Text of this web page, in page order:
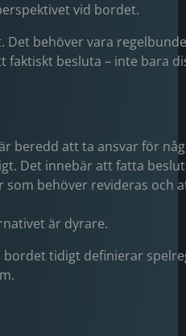
vid bordet.
Det behöver vara
faktiskt besluta – inte bara
beredd att ta ansvar för
Det innebär att fatta
behöver revideras och
är dyrare.
bordet tidigt definierar